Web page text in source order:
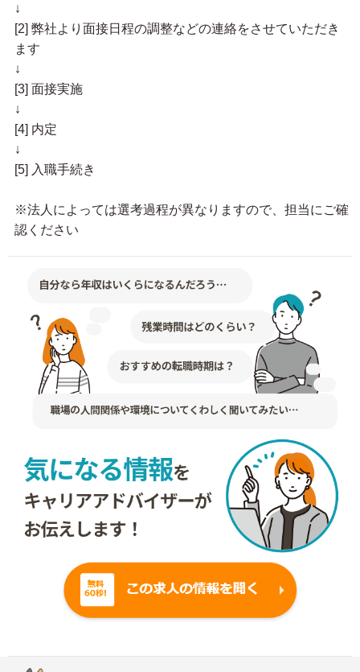
↓
[2] 弊社より面接日程の調整などの連絡をさせていただき
ます
↓
[3] 面接実施
↓
[4] 内定
↓
[5] 入職手続き
※法人によっては選考過程が異なりますので、担当にご確
認ください